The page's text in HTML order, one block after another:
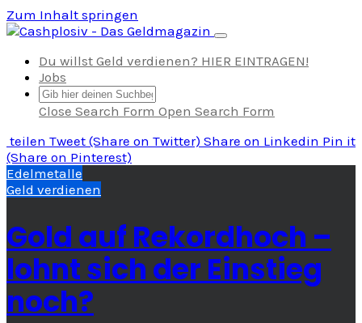
Zum Inhalt springen
Navigation umschalten
Du willst Geld verdienen? HIER EINTRAGEN!
Jobs
Close Search Form Open Search Form
teilen Tweet (Share on Twitter) Share on Linkedin Pin it
(Share on Pinterest)
Edelmetalle
Geld verdienen
Gold auf Rekordhoch –
lohnt sich der Einstieg
noch?